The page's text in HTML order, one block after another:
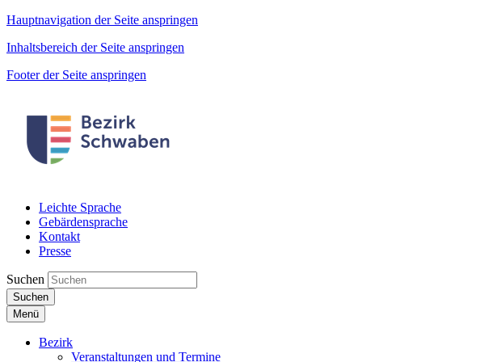
Hauptnavigation der Seite anspringen
Inhaltsbereich der Seite anspringen
Footer der Seite anspringen
Leichte Sprache
Gebärdensprache
Kontakt
Presse
Suchen
Suchen
Menü
Bezirk
Veranstaltungen und Termine